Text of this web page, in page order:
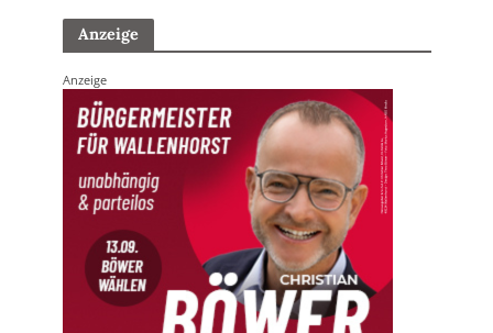
Anzeige
Anzeige